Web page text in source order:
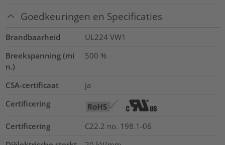
Goedkeuringen en Specificaties
Brandbaarheid
UL224 VW1
Breekspanning (mi
n.)
500 %
CSA-certificaat
ja
Certificering
Certificering
C22.2 no. 198.1-06